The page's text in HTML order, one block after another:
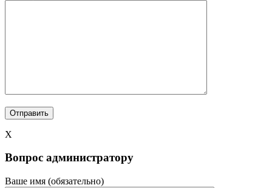
X
Вопрос администратору
Ваше имя (обязательно)